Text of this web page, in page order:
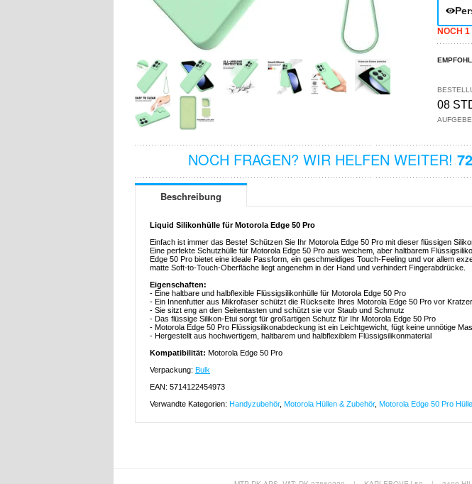
NOCH
08
NOCH FRAGEN? WIR HELFEN WEITER!
Beschreibung
Liquid Silikonhülle für Motorola Edge 50 Pro
Einfach ist immer das Beste! Schützen Sie Ihr Motorola Edge 50 Pro mit dieser flüssigen
Eine perfekte Schutzhülle für Motorola Edge 50 Pro aus weichem, aber haltbarem
Edge 50 Pro bietet eine ideale Passform, ein geschmeidiges Touch-Feeling und vor allem
matte Soft-to-Touch-Oberfläche liegt angenehm in der Hand und verhindert Fingerabdrücke.
Eigenschaften:
- Eine haltbare und halbflexible Flüssigsilikonhülle für Motorola Edge 50 Pro
- Ein Innenfutter aus Mikrofaser schützt die Rückseite Ihres Motorola Edge 50 Pro vor
- Sie sitzt eng an den Seitentasten und schützt sie vor Staub und Schmutz
- Das flüssige Silikon-Etui sorgt für großartigen Schutz für Ihr Motorola Edge 50 Pro
- Motorola Edge 50 Pro Flüssigsilikonabdeckung ist ein Leichtgewicht, fügt keine unnötige
- Hergestellt aus hochwertigem, haltbarem und halbflexiblem Flüssigsilikonmaterial
Kompatibilität: Motorola Edge 50 Pro
Verpackung: Bulk
EAN: 5714122454973
Verwandte Kategorien: Handyzubehör, Motorola Hüllen & Zubehör, Motorola Edge 50 Pro